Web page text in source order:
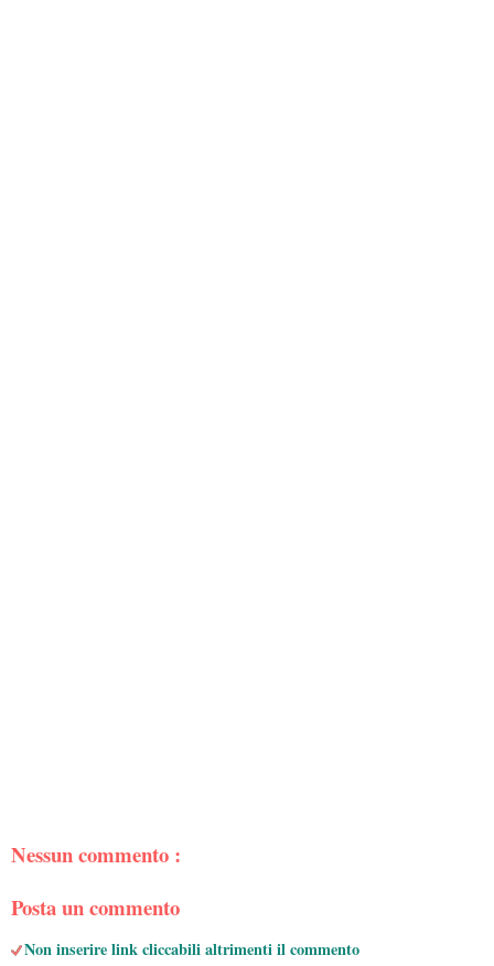
Nessun commento :
Posta un commento
Non inserire link cliccabili altrimenti il commento